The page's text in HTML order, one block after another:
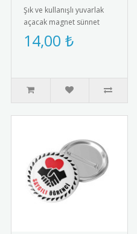
Şık ve kullanışlı yuvarlak
açacak magnet sünnet
hediyesi. Yüksek kaliteli
mıknatıs ve paslanmaz
14,00 ₺